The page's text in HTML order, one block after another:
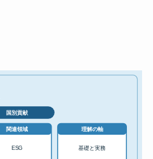
国別貢献
関連領域
ESG
理解の軸
基礎と実務